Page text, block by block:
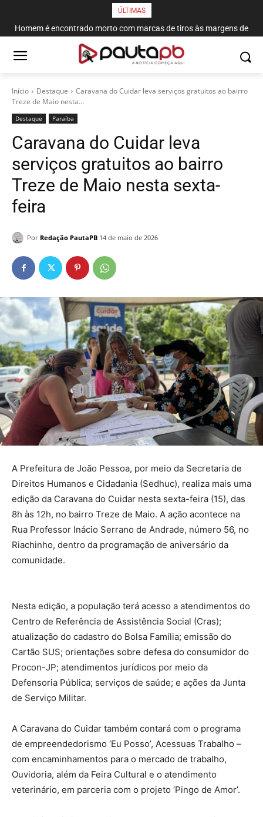
ÚLTIMAS
Homem é encontrado morto com marcas de tiros às margens de
rodovia em Campina Grande
Início Destaque
Caravana do Cuidar leva serviços gratuitos ao bairro
Treze de Maio nesta...
Destaque Paraí­ba
Caravana do Cuidar leva
serviços gratuitos ao bairro
Treze de Maio nesta sexta-
feira
Por Redação PautaPB 14 de maio de 2026
A Prefeitura de João Pessoa, por meio da Secretaria de
Direitos Humanos e Cidadania (Sedhuc), realiza mais uma
edição da Caravana do Cuidar nesta sexta-feira (15), das
8h às 12h, no bairro Treze de Maio. A ação acontece na
Rua Professor Inácio Serrano de Andrade, número 56, no
Riachinho, dentro da programação de aniversário da
comunidade.
Nesta edição, a população terá acesso a atendimentos do
Centro de Referência de Assistência Social (Cras);
atualização do cadastro do Bolsa Família; emissão do
Cartão SUS; orientações sobre defesa do consumidor do
Procon-JP; atendimentos jurídicos por meio da
Defensoria Pública; serviços de saúde; e ações da Junta
de Serviço Militar.
A Caravana do Cuidar também contará com o programa
de empreendedorismo ‘Eu Posso’, Acessuas Trabalho –
com encaminhamentos para o mercado de trabalho,
Ouvidoria, além da Feira Cultural e o atendimento
veterinário, em parceria com o projeto ‘Pingo de Amor’.